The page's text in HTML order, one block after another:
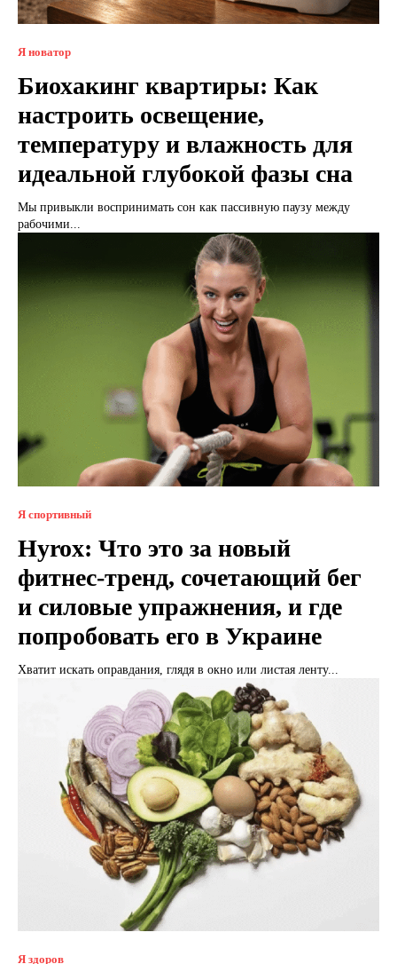
Я новатор
Биохакинг квартиры: Как
настроить освещение,
температуру и влажность для
идеальной глубокой фазы сна
Мы привыкли воспринимать сон как пассивную паузу между
рабочими...
Я спортивный
Hyrox: Что это за новый
фитнес-тренд, сочетающий бег
и силовые упражнения, и где
попробовать его в Украине
Хватит искать оправдания, глядя в окно или листая ленту...
Я здоров